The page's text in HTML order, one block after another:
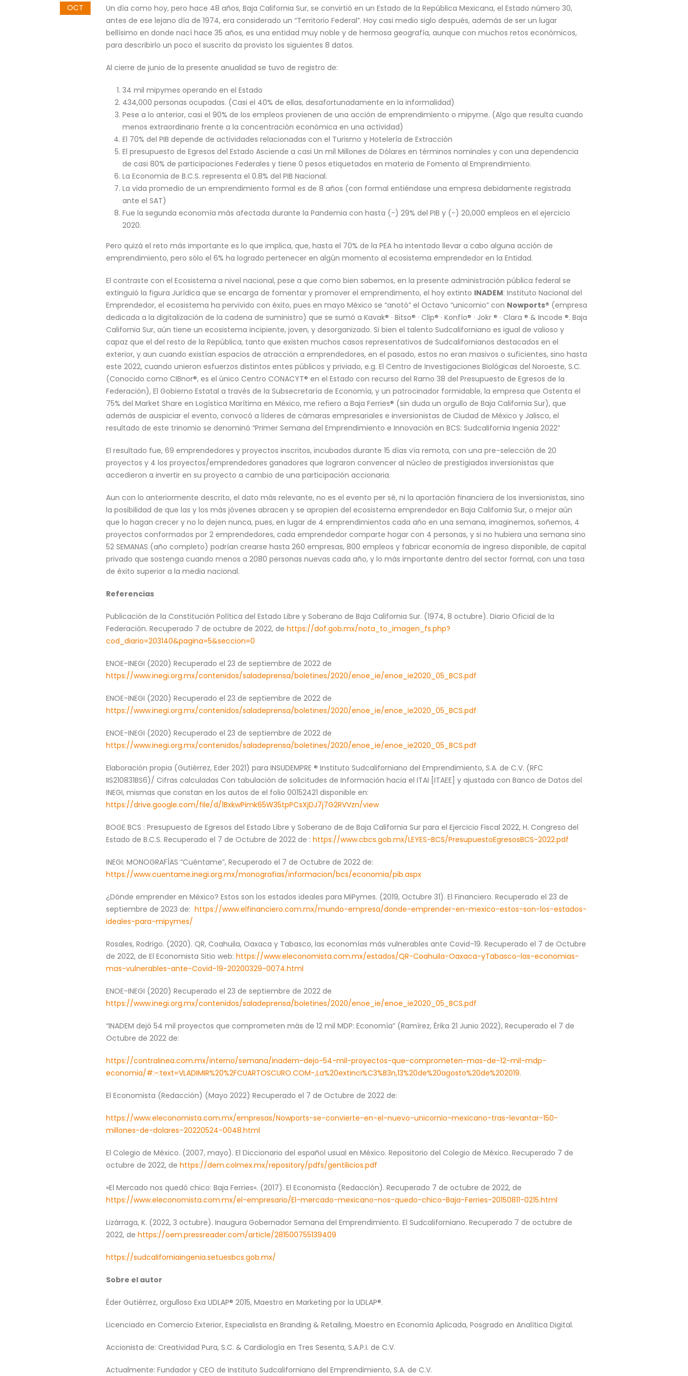
OCT
Un día como hoy, pero hace 48 años, Baja California Sur, se convirtió en un Estado de la República Mexicana, el Estado número 30,
antes de ese lejano día de 1974, era considerado un “Territorio Federal”. Hoy casi medio siglo después, además de ser un lugar
bellísimo en donde nací hace 35 años, es una entidad muy noble y de hermosa geografía, aunque con muchos retos económicos,
para describirlo un poco el suscrito da provisto los siguientes 8 datos.
Al cierre de junio de la presente anualidad se tuvo de registro de:
34 mil mipymes operando en el Estado
434,000 personas ocupadas. (Casi el 40% de ellas, desafortunadamente en la informalidad)
Pese a lo anterior, casi el 90% de los empleos provienen de una acción de emprendimiento o mipyme. (Algo que resulta cuando
menos extraordinario frente a la concentración económica en una actividad)
El 70% del PIB depende de actividades relacionadas con el Turismo y Hotelería de Extracción
El presupuesto de Egresos del Estado Asciende a casi Un mil Millones de Dólares en términos nominales y con una dependencia
de casi 80% de participaciones Federales y tiene 0 pesos etiquetados en materia de Fomento al Emprendimiento.
La Economía de B.C.S. representa el 0.8% del PIB Nacional.
La vida promedio de un emprendimiento formal es de 8 años (con formal entiéndase una empresa debidamente registrada
ante el SAT)
Fue la segunda economía más afectada durante la Pandemia con hasta (-) 29% del PIB y (-) 20,000 empleos en el ejercicio
2020.
Pero quizá el reto más importante es lo que implica, que, hasta el 70% de la PEA ha intentado llevar a cabo alguna acción de
emprendimiento, pero sólo el 6% ha logrado pertenecer en algún momento al ecosistema emprendedor en la Entidad.
El contraste con el Ecosistema a nivel nacional, pese a que como bien sabemos, en la presente administración pública federal se
extinguió la figura Jurídica que se encarga de fomentar y promover el emprendimento, el hoy extinto INADEM: Instituto Nacional del
Emprendedor, el ecosistema ha pervivido con éxito, pues en mayo México se “anotó” el Octavo “unicornio” con Nowports® (empresa
dedicada a la digitalización de la cadena de suministro) que se sumó a Kavak® · Bitso® · Clip® · Konfío® · Jokr ® · Clara ® & Incode ®. Baja
California Sur, aún tiene un ecosistema incipiente, joven, y desorganizado. Si bien el talento Sudcaliforniano es igual de valioso y
capaz que el del resto de la República, tanto que existen muchos casos representativos de Sudcalifornianos destacados en el
exterior, y aun cuando existían espacios de atracción a emprendedores, en el pasado, estos no eran masivos o suficientes, sino hasta
este 2022, cuando unieron esfuerzos distintos entes públicos y priviado, e.g. El Centro de Investigaciones Biológicas del Noroeste, S.C.
(Conocido como CIBnor®, es el único Centro CONACYT® en el Estado con recurso del Ramo 38 del Presupuesto de Egresos de la
Federación), El Gobierno Estatal a través de la Subsecretaría de Economía, y un patrocinador formidable, la empresa que Ostenta el
75% del Market Share en Logística Marítima en México, me refiero a Baja Ferries® (sin duda un orgullo de Baja California Sur), que
además de auspiciar el evento, convocó a líderes de cámaras empresariales e inversionistas de Ciudad de México y Jalisco, el
resultado de este trinomio se denominó “Primer Semana del Emprendimiento e Innovación en BCS: Sudcalifornia Ingenia 2022”
El resultado fue, 69 emprendedores y proyectos inscritos, incubados durante 15 días vía remota, con una pre-selección de 20
proyectos y 4 los proyectos/emprendedores ganadores que lograron convencer al núcleo de prestigiados inversionistas que
accedieron a invertir en su proyecto a cambio de una participación accionaria.
Aun con lo anteriormente descrito, el dato más relevante, no es el evento per sé, ni la aportación financiera de los inversionistas, sino
la posibilidad de que las y los más jóvenes abracen y se apropien del ecosistema emprendedor en Baja California Sur, o mejor aún
que lo hagan crecer y no lo dejen nunca, pues, en lugar de 4 emprendimientos cada año en una semana, imaginemos, soñemos, 4
proyectos conformados por 2 emprendedores, cada emprendedor comparte hogar con 4 personas, y si no hubiera una semana sino
52 SEMANAS (año completo) podrían crearse hasta 260 empresas, 800 empleos y fabricar economía de ingreso disponible, de capital
privado que sostenga cuando menos a 2080 personas nuevas cada año, y lo más importante dentro del sector formal, con una tasa
de éxito superior a la media nacional.
Referencias
Publicación de la Constitución Política del Estado Libre y Soberano de Baja California Sur. (1974, 8 octubre). Diario Oficial de la
Federación. Recuperado 7 de octubre de 2022, de https://dof.gob.mx/nota_to_imagen_fs.php?
cod_diario=203140&pagina=5&seccion=0
ENOE-INEGI (2020) Recuperado el 23 de septiembre de 2022 de
https://www.inegi.org.mx/contenidos/saladeprensa/boletines/2020/enoe_ie/enoe_ie2020_05_BCS.pdf
ENOE-INEGI (2020) Recuperado el 23 de septiembre de 2022 de
https://www.inegi.org.mx/contenidos/saladeprensa/boletines/2020/enoe_ie/enoe_ie2020_05_BCS.pdf
ENOE-INEGI (2020) Recuperado el 23 de septiembre de 2022 de
https://www.inegi.org.mx/contenidos/saladeprensa/boletines/2020/enoe_ie/enoe_ie2020_05_BCS.pdf
Elaboración propia (Gutiérrez, Eder 2021) para INSUDEMPRE ® Instituto Sudcaliforniano del Emprendimiento, S.A. de C.V. (RFC
IIS210831BS6)/ Cifras calculadas Con tabulación de solicitudes de Información hacia el ITAI [ITAEE] y ajustada con Banco de Datos del
INEGI, mismas que constan en los autos de el folio 00152421 disponible en:
https://drive.google.com/file/d/1BxkwPimk65W35tpPCsXjDJ7j7G2RVVzn/view
BOGE BCS : Presupuesto de Egresos del Estado Libre y Soberano de de Baja California Sur para el Ejercicio Fiscal 2022, H. Congreso del
Estado de B.C.S. Recuperado el 7 de Octubre de 2022 de : https://www.cbcs.gob.mx/LEYES-BCS/PresupuestoEgresosBCS-2022.pdf
INEGI: MONOGRAFÍAS “Cuéntame”, Recuperado el 7 de Octubre de 2022 de:
https://www.cuentame.inegi.org.mx/monografias/informacion/bcs/economia/pib.aspx
¿Dónde emprender en México? Estos son los estados ideales para MiPymes. (2019, Octubre 31). El Financiero. Recuperado el 23 de
septiembre de 2023 de: https://www.elfinanciero.com.mx/mundo-empresa/donde-emprender-en-mexico-estos-son-los-estados-
ideales-para-mipymes/
Rosales, Rodrigo. (2020). QR, Coahuila, Oaxaca y Tabasco, las economías más vulnerables ante Covid-19. Recuperado el 7 de Octubre
de 2022, de El Economista Sitio web: https://www.eleconomista.com.mx/estados/QR-Coahuila-Oaxaca-yTabasco-las-economias-
mas-vulnerables-ante-Covid-19-20200329-0074.html
ENOE-INEGI (2020) Recuperado el 23 de septiembre de 2022 de
https://www.inegi.org.mx/contenidos/saladeprensa/boletines/2020/enoe_ie/enoe_ie2020_05_BCS.pdf
“INADEM dejó 54 mil proyectos que comprometen más de 12 mil MDP: Economía” (Ramírez, Érika 21 Junio 2022), Recuperado el 7 de
Octubre de 2022 de:
https://contralinea.com.mx/interno/semana/inadem-dejo-54-mil-proyectos-que-comprometen-mas-de-12-mil-mdp-
economia/#:~:text=VLADIMIR%20%2FCUARTOSCURO.COM-,La%20extinci%C3%B3n,13%20de%20agosto%20de%202019.
El Economista (Redacción) (Mayo 2022) Recuperado el 7 de Octubre de 2022 de:
https://www.eleconomista.com.mx/empresas/Nowports-se-convierte-en-el-nuevo-unicornio-mexicano-tras-levantar-150-
millones-de-dolares–20220524-0048.html
El Colegio de México. (2007, mayo). El Diccionario del español usual en México. Repositorio del Colegio de México. Recuperado 7 de
octubre de 2022, de https://dem.colmex.mx/repository/pdfs/gentilicios.pdf
«El Mercado nos quedó chico: Baja Ferries». (2017). El Economista (Redacción). Recuperado 7 de octubre de 2022, de
https://www.eleconomista.com.mx/el-empresario/El-mercado-mexicano-nos-quedo-chico-Baja-Ferries-20150811-0215.html
Lizárraga, K. (2022, 3 octubre). Inaugura Gobernador Semana del Emprendimiento. El Sudcaliforniano. Recuperado 7 de octubre de
2022, de https://oem.pressreader.com/article/281500755139409
https://sudcaliforniaingenia.setuesbcs.gob.mx/
Sobre el autor
Éder Gutiérrez, orgulloso Exa UDLAP® 2015, Maestro en Marketing por la UDLAP®.
Licenciado en Comercio Exterior, Especialista en Branding & Retailing, Maestro en Economía Aplicada, Posgrado en Analítica Digital.
Accionista de: Creatividad Pura, S.C. & Cardiología en Tres Sesenta, S.A.P.I. de C.V.
Actualmente: Fundador y CEO de Instituto Sudcaliforniano del Emprendimiento, S.A. de C.V.